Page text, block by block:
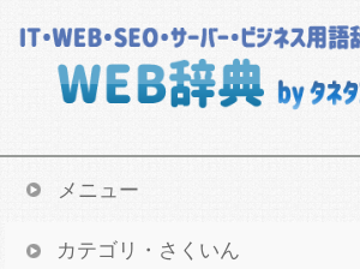
メニュー
カテゴリ・さくいん